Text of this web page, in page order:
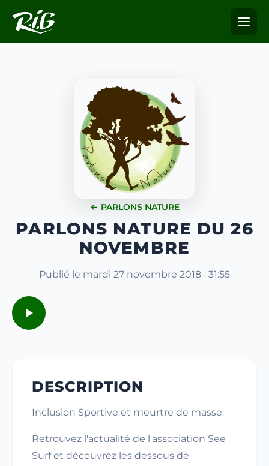
← PARLONS NATURE
PARLONS NATURE DU 26
NOVEMBRE
Publié le mardi 27 novembre 2018 · 31:55
DESCRIPTION
Inclusion Sportive et meurtre de masse
Retrouvez l'actualité de l'association See
Surf et découvrez les dessous de